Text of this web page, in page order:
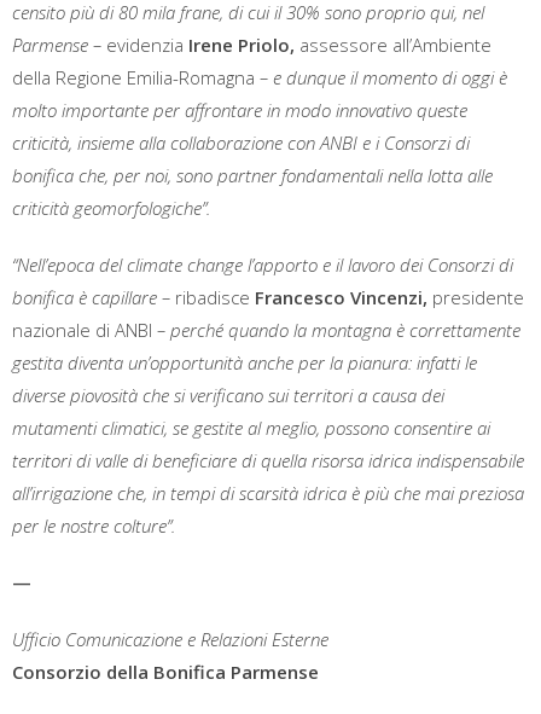
censito più di 80 mila frane, di cui il 30% sono proprio qui, nel
Parmense – evidenzia Irene Priolo, assessore all’Ambiente
della Regione Emilia-Romagna – e dunque il momento di oggi è
molto importante per affrontare in modo innovativo queste
criticità, insieme alla collaborazione con ANBI e i Consorzi di
bonifica che, per noi, sono partner fondamentali nella lotta alle
criticità geomorfologiche”.
“Nell’epoca del climate change l’apporto e il lavoro dei Consorzi di
bonifica è capillare – ribadisce Francesco Vincenzi, presidente
nazionale di ANBI – perché quando la montagna è correttamente
gestita diventa un’opportunità anche per la pianura: infatti le
diverse piovosità che si verificano sui territori a causa dei
mutamenti climatici, se gestite al meglio, possono consentire ai
territori di valle di beneficiare di quella risorsa idrica indispensabile
all’irrigazione che, in tempi di scarsità idrica è più che mai preziosa
per le nostre colture”.
—
Ufficio Comunicazione e Relazioni Esterne
Consorzio della Bonifica Parmense